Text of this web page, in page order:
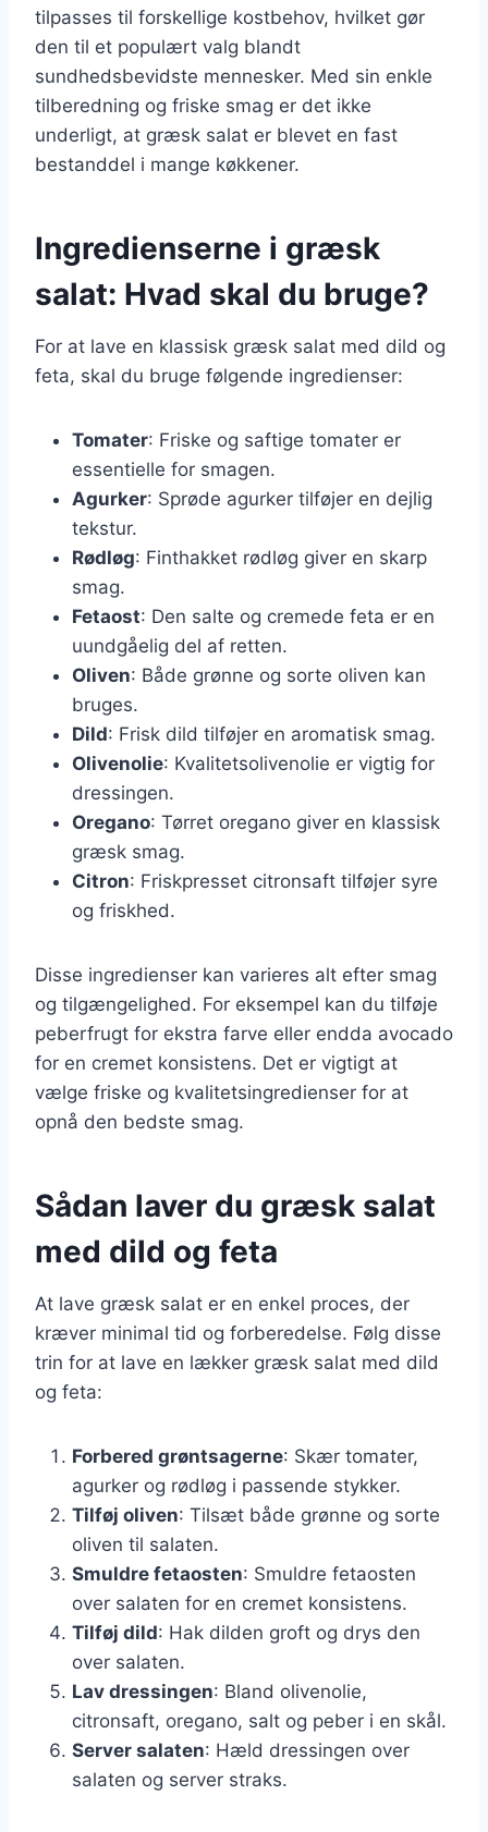
tilpasses til forskellige kostbehov, hvilket gør
den til et populært valg blandt
sundhedsbevidste mennesker. Med sin enkle
tilberedning og friske smag er det ikke
underligt, at græsk salat er blevet en fast
bestanddel i mange køkkener.
Ingredienserne i græsk
salat: Hvad skal du bruge?
For at lave en klassisk græsk salat med dild og
feta, skal du bruge følgende ingredienser:
Tomater: Friske og saftige tomater er
essentielle for smagen.
Agurker: Sprøde agurker tilføjer en dejlig
tekstur.
Rødløg: Finthakket rødløg giver en skarp
smag.
Fetaost: Den salte og cremede feta er en
uundgåelig del af retten.
Oliven: Både grønne og sorte oliven kan
bruges.
Dild: Frisk dild tilføjer en aromatisk smag.
Olivenolie: Kvalitetsolivenolie er vigtig for
dressingen.
Oregano: Tørret oregano giver en klassisk
græsk smag.
Citron: Friskpresset citronsaft tilføjer syre
og friskhed.
Disse ingredienser kan varieres alt efter smag
og tilgængelighed. For eksempel kan du tilføje
peberfrugt for ekstra farve eller endda avocado
for en cremet konsistens. Det er vigtigt at
vælge friske og kvalitetsingredienser for at
opnå den bedste smag.
Sådan laver du græsk salat
med dild og feta
At lave græsk salat er en enkel proces, der
kræver minimal tid og forberedelse. Følg disse
trin for at lave en lækker græsk salat med dild
og feta:
Forbered grøntsagerne: Skær tomater,
agurker og rødløg i passende stykker.
Tilføj oliven: Tilsæt både grønne og sorte
oliven til salaten.
Smuldre fetaosten: Smuldre fetaosten
over salaten for en cremet konsistens.
Tilføj dild: Hak dilden groft og drys den
over salaten.
Lav dressingen: Bland olivenolie,
citronsaft, oregano, salt og peber i en skål.
Server salaten: Hæld dressingen over
salaten og server straks.